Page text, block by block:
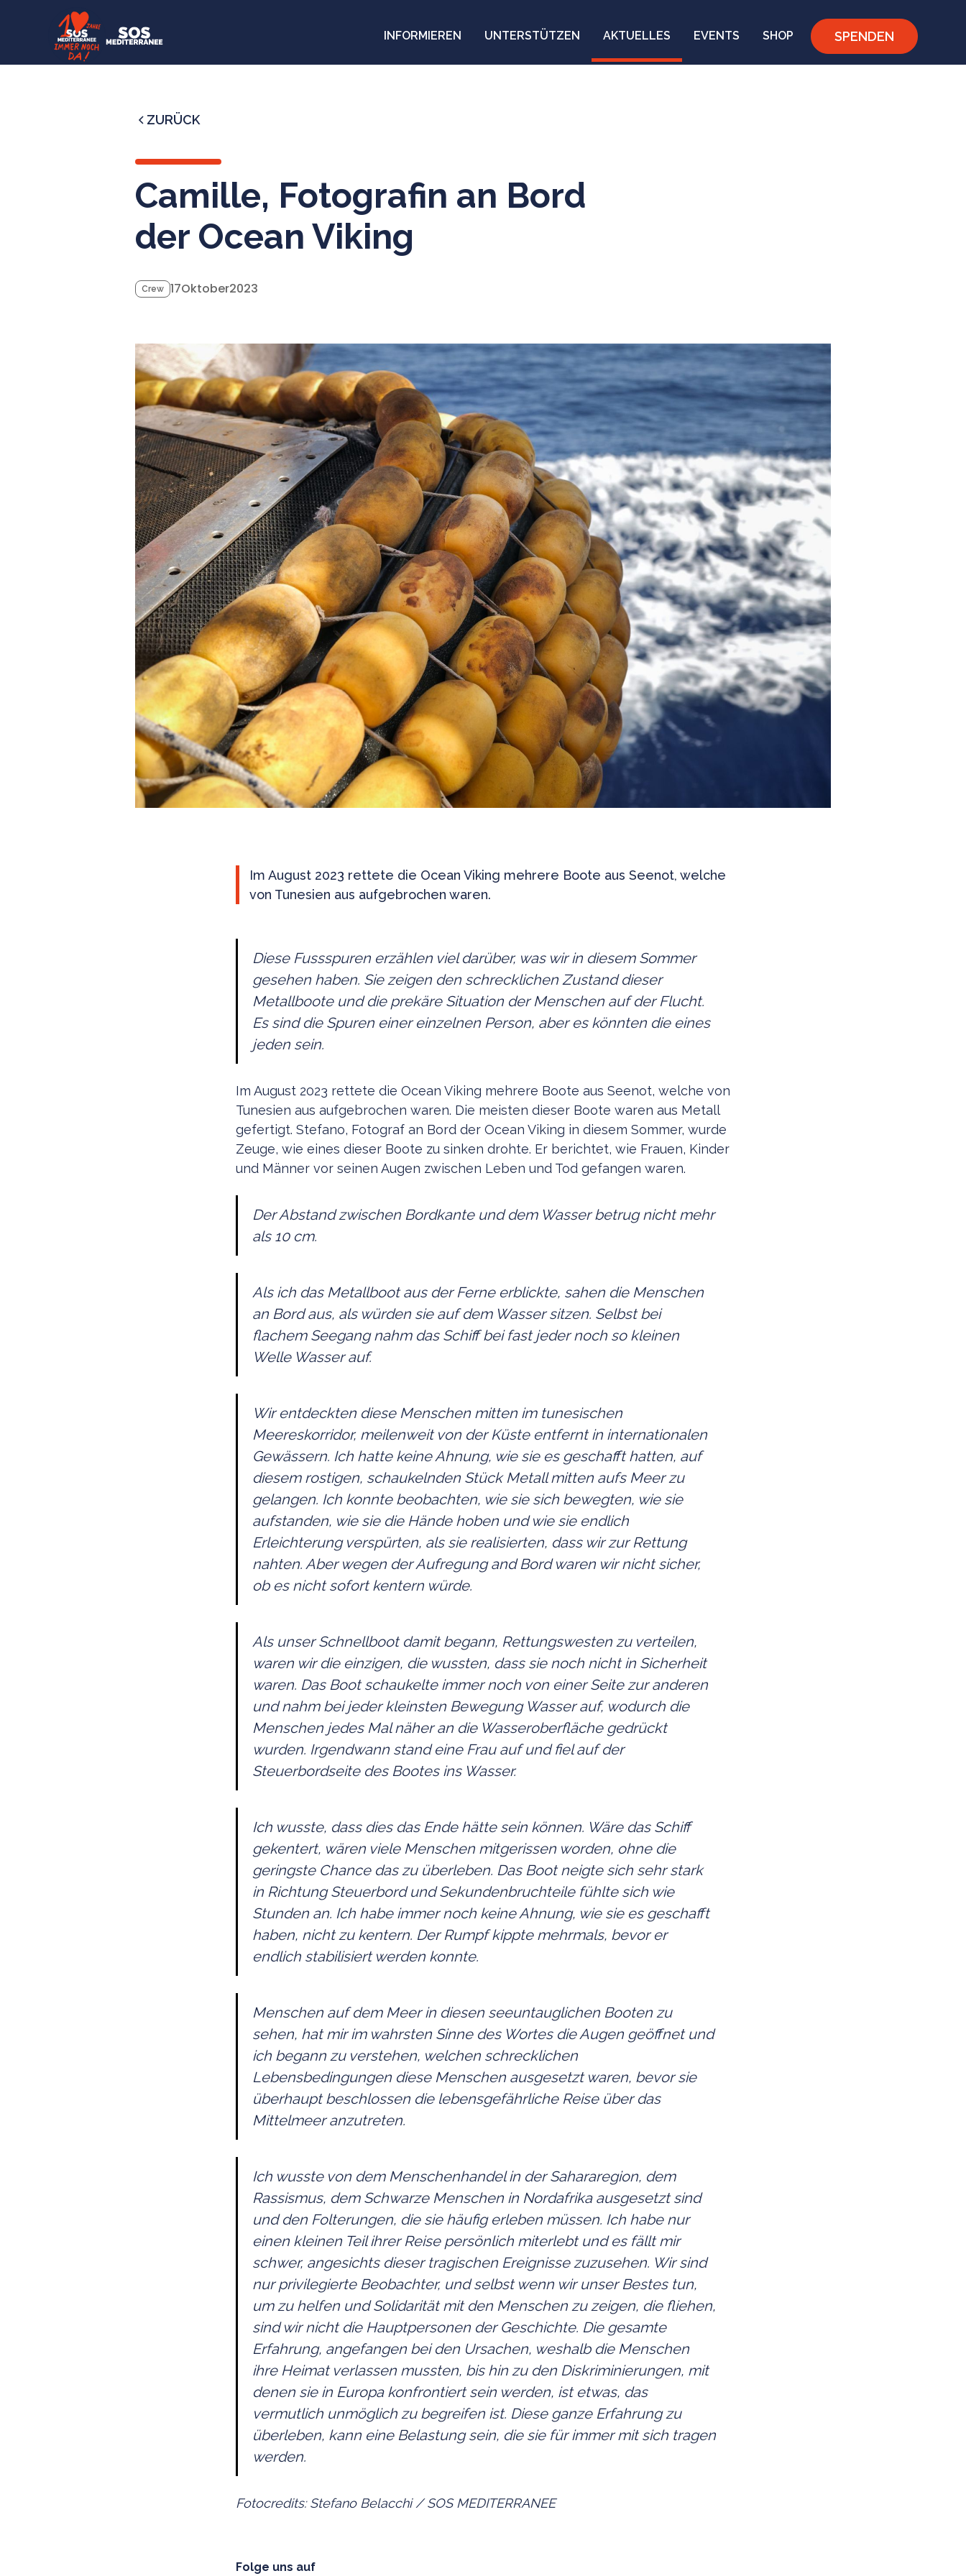
INFORMIEREN UNTERSTÜTZEN AKTUELLES EVENTS SHOP SPENDEN
ZURÜCK
Camille, Fotografin an Bord
der Ocean Viking
Crew 17Oktober2023
Im August 2023 rettete die Ocean Viking mehrere Boote aus Seenot, welche
von Tunesien aus aufgebrochen waren.
Diese Fussspuren erzählen viel darüber, was wir in diesem Sommer
gesehen haben. Sie zeigen den schrecklichen Zustand dieser
Metallboote und die prekäre Situation der Menschen auf der Flucht.
Es sind die Spuren einer einzelnen Person, aber es könnten die eines
jeden sein.
Im August 2023 rettete die Ocean Viking mehrere Boote aus Seenot, welche von
Tunesien aus aufgebrochen waren. Die meisten dieser Boote waren aus Metall
gefertigt. Stefano, Fotograf an Bord der Ocean Viking in diesem Sommer, wurde
Zeuge, wie eines dieser Boote zu sinken drohte. Er berichtet, wie Frauen, Kinder
und Männer vor seinen Augen zwischen Leben und Tod gefangen waren.
Der Abstand zwischen Bordkante und dem Wasser betrug nicht mehr
als 10 cm.
Als ich das Metallboot aus der Ferne erblickte, sahen die Menschen
an Bord aus, als würden sie auf dem Wasser sitzen. Selbst bei
flachem Seegang nahm das Schiff bei fast jeder noch so kleinen
Welle Wasser auf.
Wir entdeckten diese Menschen mitten im tunesischen
Meereskorridor, meilenweit von der Küste entfernt in internationalen
Gewässern. Ich hatte keine Ahnung, wie sie es geschafft hatten, auf
diesem rostigen, schaukelnden Stück Metall mitten aufs Meer zu
gelangen. Ich konnte beobachten, wie sie sich bewegten, wie sie
aufstanden, wie sie die Hände hoben und wie sie endlich
Erleichterung verspürten, als sie realisierten, dass wir zur Rettung
nahten. Aber wegen der Aufregung and Bord waren wir nicht sicher,
ob es nicht sofort kentern würde.
Als unser Schnellboot damit begann, Rettungswesten zu verteilen,
waren wir die einzigen, die wussten, dass sie noch nicht in Sicherheit
waren. Das Boot schaukelte immer noch von einer Seite zur anderen
und nahm bei jeder kleinsten Bewegung Wasser auf, wodurch die
Menschen jedes Mal näher an die Wasseroberfläche gedrückt
wurden. Irgendwann stand eine Frau auf und fiel auf der
Steuerbordseite des Bootes ins Wasser.
Ich wusste, dass dies das Ende hätte sein können. Wäre das Schiff
gekentert, wären viele Menschen mitgerissen worden, ohne die
geringste Chance das zu überleben. Das Boot neigte sich sehr stark
in Richtung Steuerbord und Sekundenbruchteile fühlte sich wie
Stunden an. Ich habe immer noch keine Ahnung, wie sie es geschafft
haben, nicht zu kentern. Der Rumpf kippte mehrmals, bevor er
endlich stabilisiert werden konnte.
Menschen auf dem Meer in diesen seeuntauglichen Booten zu
sehen, hat mir im wahrsten Sinne des Wortes die Augen geöffnet und
ich begann zu verstehen, welchen schrecklichen
Lebensbedingungen diese Menschen ausgesetzt waren, bevor sie
überhaupt beschlossen die lebensgefährliche Reise über das
Mittelmeer anzutreten.
Ich wusste von dem Menschenhandel in der Sahararegion, dem
Rassismus, dem Schwarze Menschen in Nordafrika ausgesetzt sind
und den Folterungen, die sie häufig erleben müssen. Ich habe nur
einen kleinen Teil ihrer Reise persönlich miterlebt und es fällt mir
schwer, angesichts dieser tragischen Ereignisse zuzusehen. Wir sind
nur privilegierte Beobachter, und selbst wenn wir unser Bestes tun,
um zu helfen und Solidarität mit den Menschen zu zeigen, die fliehen,
sind wir nicht die Hauptpersonen der Geschichte. Die gesamte
Erfahrung, angefangen bei den Ursachen, weshalb die Menschen
ihre Heimat verlassen mussten, bis hin zu den Diskriminierungen, mit
denen sie in Europa konfrontiert sein werden, ist etwas, das
vermutlich unmöglich zu begreifen ist. Diese ganze Erfahrung zu
überleben, kann eine Belastung sein, die sie für immer mit sich tragen
werden.
Fotocredits: Stefano Belacchi / SOS MEDITERRANEE
Folge uns auf